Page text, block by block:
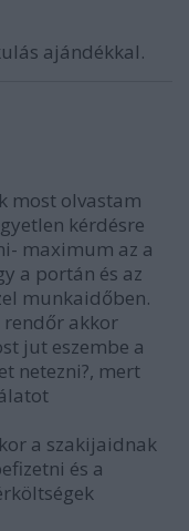
ajándékkal.
most olvastam
kérdésre
maximum az a
a portán és az
munkaidőben.
rendőr akkor
jut eszembe a
netezni?, mert
a szakijaidnak
és a